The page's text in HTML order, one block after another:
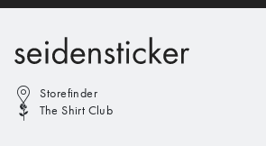
Storefinder
The Shirt Club